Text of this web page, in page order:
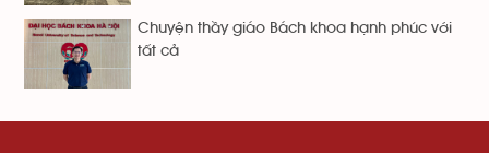
Chuyện thầy giáo Bách khoa hạnh phúc với
tất cả